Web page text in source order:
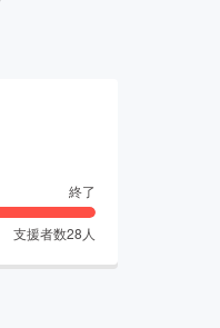
終了
支援者数28 人